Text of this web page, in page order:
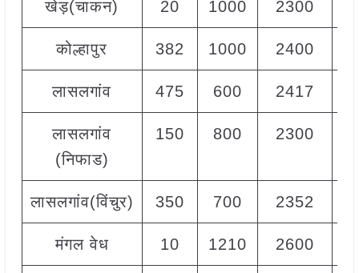
खेड़(चाकन) 20 1000 2300
कोल्हापुर 382 1000 2400
लासलगांव 475 600 2417
लासलगांव
(निफाड)
150 800 2300
लासलगांव(विंचुर) 350 700 2352
मंगल वेध 10 1210 2600